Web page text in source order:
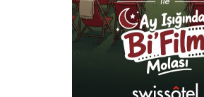
style BILET SATIN